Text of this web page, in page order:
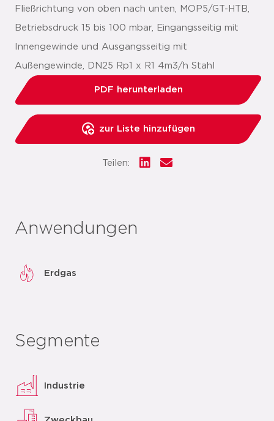
Fließrichtung von oben nach unten, MOP5/GT-HTB,
Betriebsdruck 15 bis 100 mbar, Eingangsseitig mit
Innengewinde und Ausgangsseitig mit
Außengewinde, DN25 Rp1 x R1 4m3/h Stahl
PDF herunterladen
zur Liste hinzufügen
Teilen:
Anwendungen
Erdgas
Segmente
Industrie